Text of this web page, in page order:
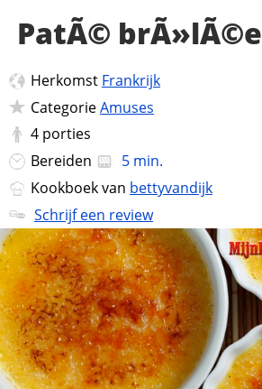
PatÃ© brÃ»lÃ©e
Herkomst Frankrijk
CategorieAmuses
4 porties
Bereiden
5 min.
Kookboek van bettyvandijk
Schrijf een review